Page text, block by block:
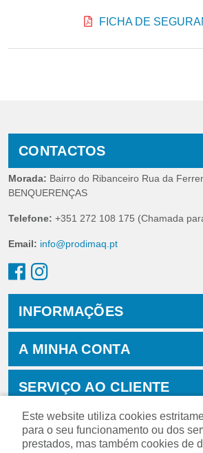
FICHA DE
CONTACTOS
Morada: Bairro do Ribanceiro Rua da
BENQUERENÇAS
Telefone: +351 272 108 175 (Chamada
Email: info@prodimaq.pt
INFORMAÇÕES
A MINHA CONTA
SERVIÇO AO CLIENTE
Este website utiliza cookies
para o seu funcionamento ou dos
prestados, mas também cookies de